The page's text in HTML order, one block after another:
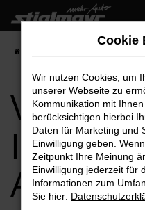
Zum
Hauptinhalt
springen
VW
Cookie
Wir nutzen Cookies, um
unserer Webseite zu
Kommunikation mit
berücksichtigen hierbei
Daten für Marketing und
Einwilligung geben.
Zeitpunkt Ihre Meinung
Einwilligung jederzeit für
Informationen zum
Sie hier: